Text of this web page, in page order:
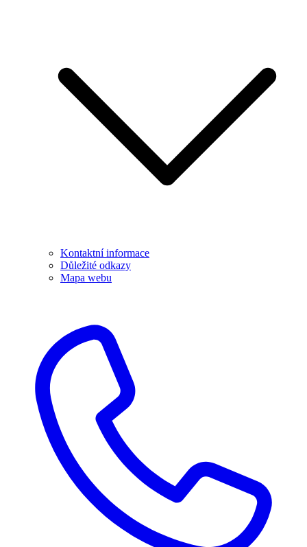
Kontaktní informace
Důležité odkazy
Mapa webu